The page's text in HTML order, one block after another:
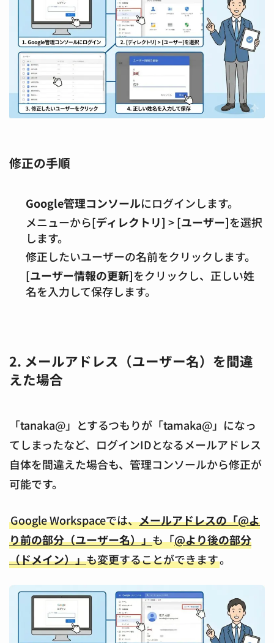
修正の手順
Google管理コンソールにログインします。
メニューから[ディレクトリ] >[ユーザー]を選択
します。
修正したいユーザーの名前をクリックします。
[ユーザー情報の更新]をクリックし、正しい姓
名を入力して保存します。
2. メールアドレス（ユーザー名）を間違
えた場合
「tanaka@」とするつもりが「tamaka@」になっ
てしまったなど、ログインIDとなるメールアドレス
自体を間違えた場合も、管理コンソールから修正が
可能です。
Google Workspaceでは、メールアドレスの「@よ
り前の部分（ユーザー名）」も「@より後の部分
（ドメイン）」も変更することができます。